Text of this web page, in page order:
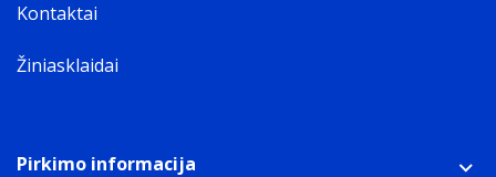
Kontaktai
Žiniasklaidai
Pirkimo informacija